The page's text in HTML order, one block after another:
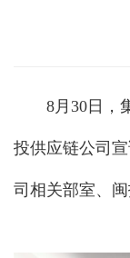
8月30日，集
投供应链公司
司相关部室、